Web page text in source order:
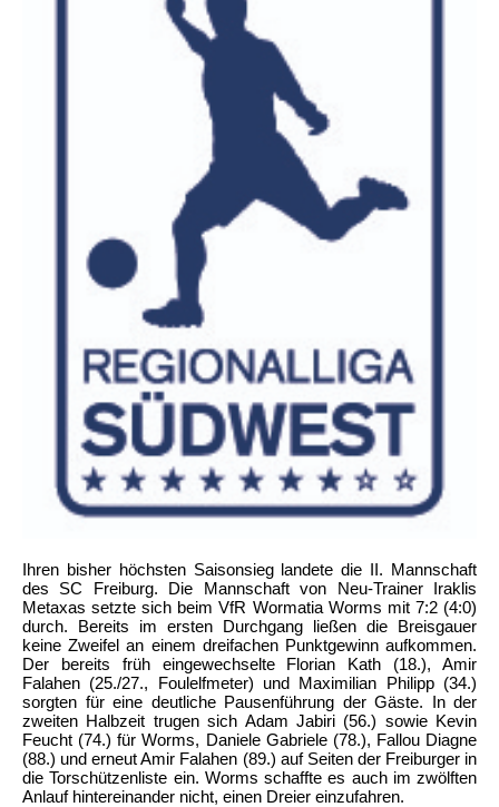
Ihren bisher höchsten Saisonsieg landete die II. Mannschaft
des SC Freiburg. Die Mannschaft von Neu-Trainer Iraklis
Metaxas setzte sich beim VfR Wormatia Worms mit 7:2 (4:0)
durch. Bereits im ersten Durchgang ließen die Breisgauer
keine Zweifel an einem dreifachen Punktgewinn aufkommen.
Der bereits früh eingewechselte Florian Kath (18.), Amir
Falahen (25./27., Foulelfmeter) und Maximilian Philipp (34.)
sorgten für eine deutliche Pausenführung der Gäste. In der
zweiten Halbzeit trugen sich Adam Jabiri (56.) sowie Kevin
Feucht (74.) für Worms, Daniele Gabriele (78.), Fallou Diagne
(88.) und erneut Amir Falahen (89.) auf Seiten der Freiburger in
die Torschützenliste ein. Worms schaffte es auch im zwölften
Anlauf hintereinander nicht, einen Dreier einzufahren.